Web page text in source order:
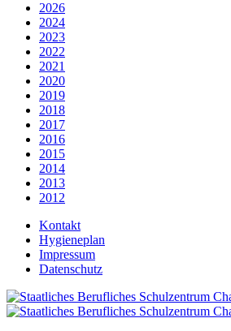
2026
2024
2023
2022
2021
2020
2019
2018
2017
2016
2015
2014
2013
2012
Kontakt
Hygieneplan
Impressum
Datenschutz